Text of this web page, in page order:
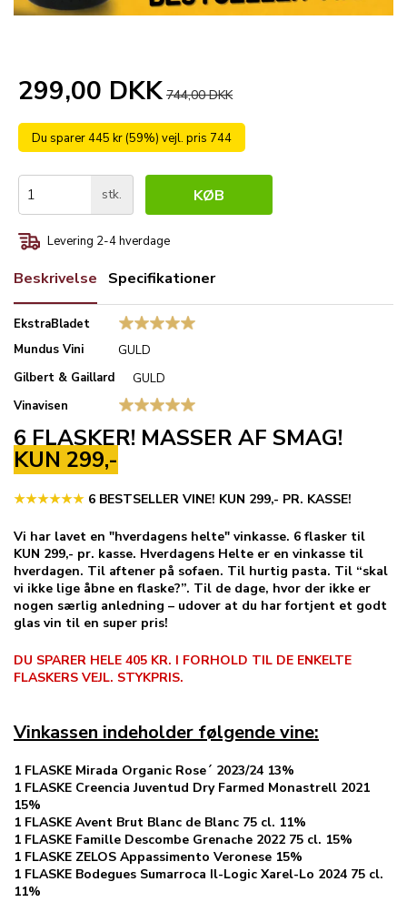
299,00 DKK 744,00 DKK
Du sparer 445 kr (59%) vejl. pris 744
stk. KØB
Levering 2-4 hverdage
Beskrivelse Specifikationer
EkstraBladet
Mundus Vini
GULD
Gilbert & Gaillard
GULD
Vinavisen
6 FLASKER! MASSER AF SMAG!
KUN 299,-
★★★★★★ 6 BESTSELLER VINE! KUN 299,- PR. KASSE!
Vi har lavet en "hverdagens helte" vinkasse. 6 flasker til
KUN 299,- pr. kasse. Hverdagens Helte er en vinkasse til
hverdagen. Til aftener på sofaen. Til hurtig pasta. Til “skal
vi ikke lige åbne en flaske?”. Til de dage, hvor der ikke er
nogen særlig anledning – udover at du har fortjent et godt
glas vin til en super pris!
DU SPARER HELE 405 KR. I FORHOLD TIL DE ENKELTE
FLASKERS VEJL. STYKPRIS.
Vinkassen indeholder følgende vine:
1 FLASKE Mirada Organic Rose´ 2023/24 13%
1 FLASKE Creencia Juventud Dry Farmed Monastrell 2021
15%
1 FLASKE Avent Brut Blanc de Blanc 75 cl. 11%
1 FLASKE Famille Descombe Grenache 2022 75 cl. 15%
1 FLASKE ZELOS Appassimento Veronese 15%
1 FLASKE Bodegues Sumarroca Il-Logic Xarel-Lo 2024 75 cl.
11%